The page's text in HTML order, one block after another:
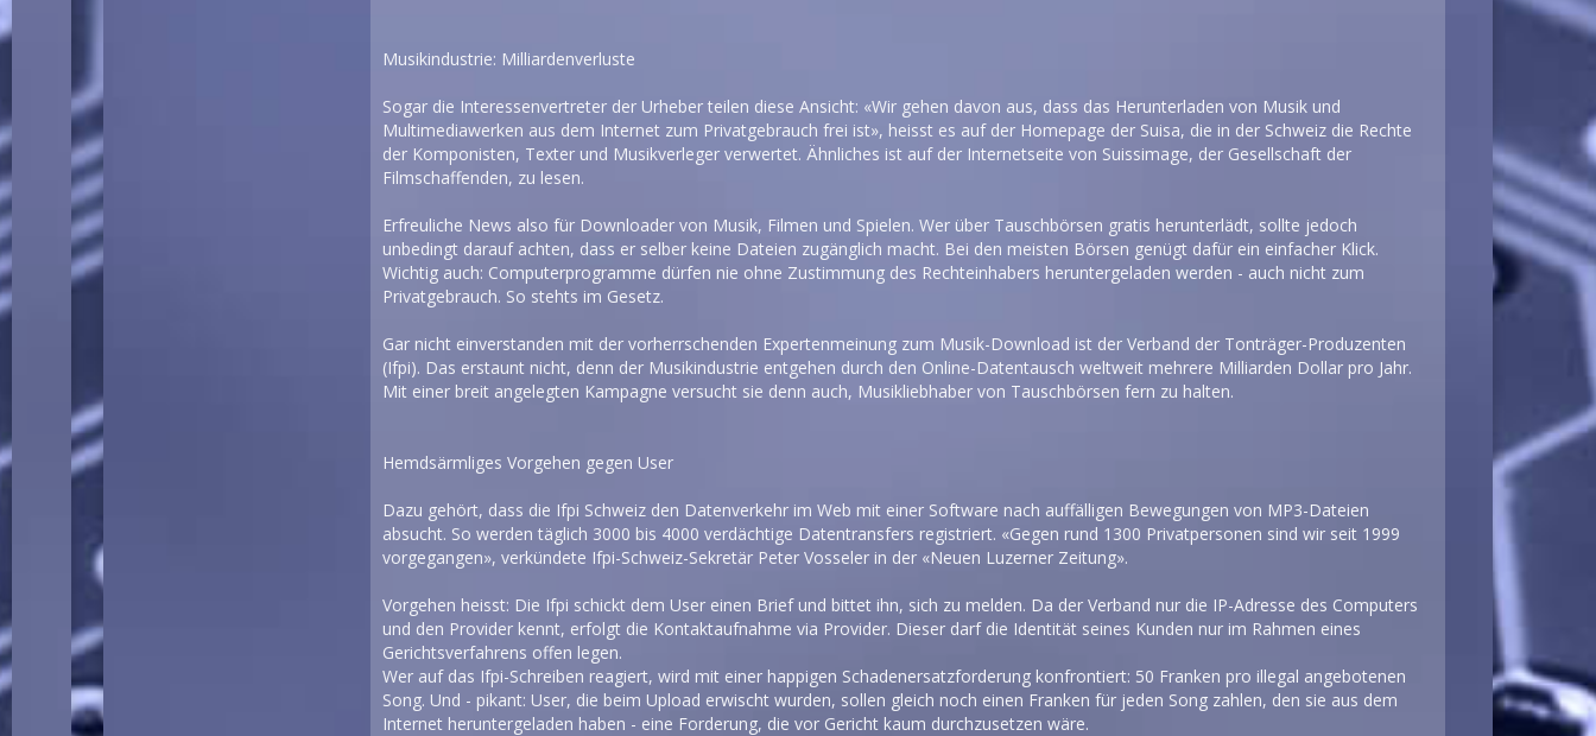
Musikindustrie: Milliardenverluste
Sogar die Interessenvertreter der Urheber teilen diese Ansicht: «Wir gehen davon aus, dass das Herunterladen von Musik und
Multimediawerken aus dem Internet zum Privatgebrauch frei ist», heisst es auf der Homepage der Suisa, die in der Schweiz die Rechte
der Komponisten, Texter und Musikverleger verwertet. Ähnliches ist auf der Internetseite von Suissimage, der Gesellschaft der
Filmschaffenden, zu lesen.
Erfreuliche News also für Downloader von Musik, Filmen und Spielen. Wer über Tauschbörsen gratis herunterlädt, sollte jedoch
unbedingt darauf achten, dass er selber keine Dateien zugänglich macht. Bei den meisten Börsen genügt dafür ein einfacher Klick.
Wichtig auch: Computerprogramme dürfen nie ohne Zustimmung des Rechteinhabers heruntergeladen werden - auch nicht zum
Privatgebrauch. So stehts im Gesetz.
Gar nicht einverstanden mit der vorherrschenden Expertenmeinung zum Musik-Download ist der Verband der Tonträger-Produzenten
(Ifpi). Das erstaunt nicht, denn der Musikindustrie entgehen durch den Online-Datentausch weltweit mehrere Milliarden Dollar pro Jahr.
Mit einer breit angelegten Kampagne versucht sie denn auch, Musikliebhaber von Tauschbörsen fern zu halten.
Hemdsärmliges Vorgehen gegen User
Dazu gehört, dass die Ifpi Schweiz den Datenverkehr im Web mit einer Software nach auffälligen Bewegungen von MP3-Dateien
absucht. So werden täglich 3000 bis 4000 verdächtige Datentransfers registriert. «Gegen rund 1300 Privatpersonen sind wir seit 1999
vorgegangen», verkündete Ifpi-Schweiz-Sekretär Peter Vosseler in der «Neuen Luzerner Zeitung».
Vorgehen heisst: Die Ifpi schickt dem User einen Brief und bittet ihn, sich zu melden. Da der Verband nur die IP-Adresse des Computers
und den Provider kennt, erfolgt die Kontaktaufnahme via Provider. Dieser darf die Identität seines Kunden nur im Rahmen eines
Gerichtsverfahrens offen legen.
Wer auf das Ifpi-Schreiben reagiert, wird mit einer happigen Schadenersatzforderung konfrontiert: 50 Franken pro illegal angebotenen
Song. Und - pikant: User, die beim Upload erwischt wurden, sollen gleich noch einen Franken für jeden Song zahlen, den sie aus dem
Internet heruntergeladen haben - eine Forderung, die vor Gericht kaum durchzusetzen wäre.